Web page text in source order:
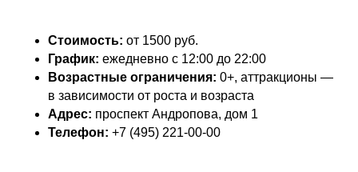
Стоимость: от 1500 руб.
График: ежедневно с 12:00 до 22:00
Возрастные ограничения: 0+, аттракционы —
в зависимости от роста и возраста
Адрес: проспект Андропова, дом 1
Телефон: +7 (495) 221-00-00